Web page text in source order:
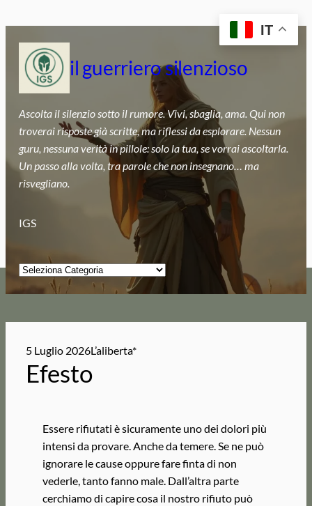
contenuto
il guerriero silenzioso
Ascolta il silenzio sotto il rumore. Vivi, sbaglia, ama. Qui non
troverai risposte già scritte, ma riflessi da esplorare. Nessun
guru, nessuna verità in pillole: solo la tua, se vorrai ascoltarla.
Un passo alla volta, tra parole che non insegnano… ma
risvegliano.
IGS
Categorie
5 Luglio 2026L’aliberta*
Efesto
Essere rifiutati è sicuramente uno dei dolori più
intensi da provare. Anche da temere. Se ne può
ignorare le cause oppure fare finta di non
vederle, tanto fanno male. Dall’altra parte
cerchiamo di capire cosa il nostro rifiuto può
IT